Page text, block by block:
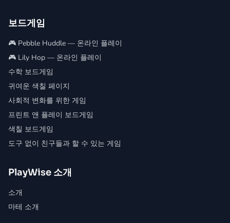
보드게임
🎮 Pebble Huddle — 온라인 플레이
🎮 Lily Hop — 온라인 플레이
수학 보드게임
귀여운 색칠 페이지
사회적 변화를 위한 게임
프린트 앤 플레이 보드게임
색칠 보드게임
도구 없이 친구들과 할 수 있는 게임
PlayWise 소개
소개
마테 소개